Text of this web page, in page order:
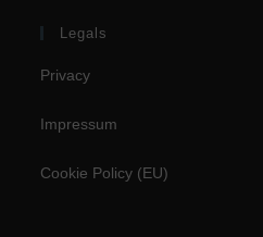
Legals
Privacy
Impressum
Cookie Policy (EU)